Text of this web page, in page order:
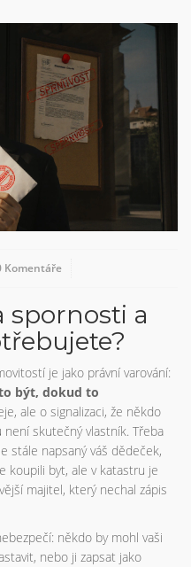
Komentáře
spornosti a
je jako právní varování:
být, dokud to
ale o signalizaci, že někdo
skutečný vlastník. Třeba
stále napsaný váš dědeček,
koupili byt, ale v katastru je
majitel, který nechal zápis
někdo by mohl vaši
nebo ji zapsat jako